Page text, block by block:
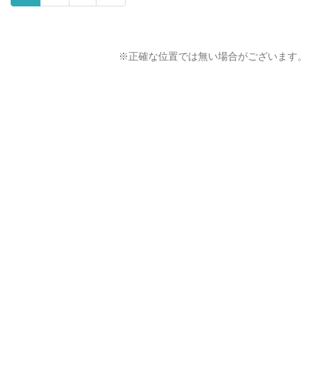
※正確な位置では無い場合がございます。